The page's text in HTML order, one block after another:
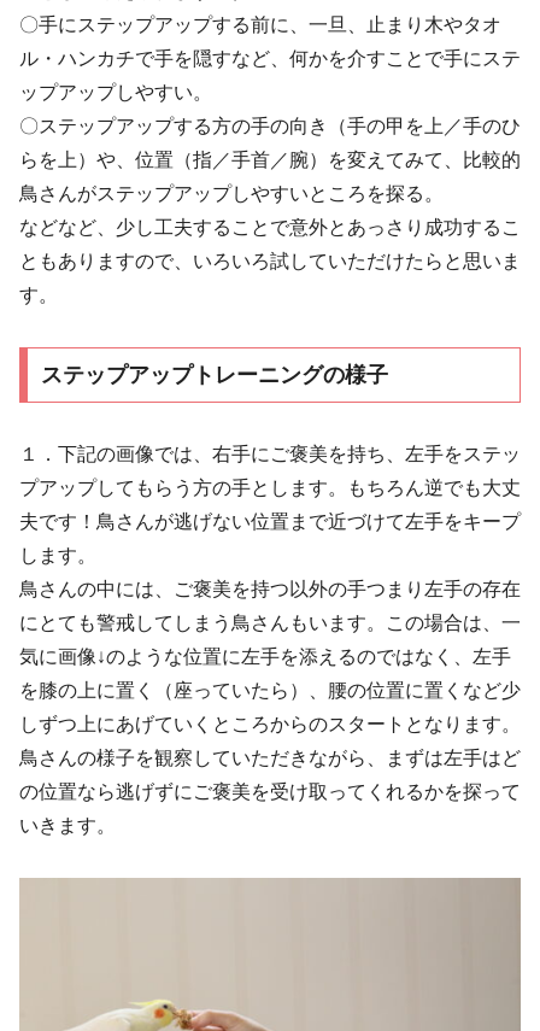
〇手にステップアップする前に、一旦、止まり木やタオ
ル・ハンカチで手を隠すなど、何かを介すことで手にステ
ップアップしやすい。
〇ステップアップする方の手の向き（手の甲を上／手のひ
らを上）や、位置（指／手首／腕）を変えてみて、比較的
鳥さんがステップアップしやすいところを探る。
などなど、少し工夫することで意外とあっさり成功するこ
ともありますので、いろいろ試していただけたらと思いま
す。
ステップアップトレーニングの様子
１．下記の画像では、右手にご褒美を持ち、左手をステッ
プアップしてもらう方の手とします。もちろん逆でも大丈
夫です！鳥さんが逃げない位置まで近づけて左手をキープ
します。
鳥さんの中には、ご褒美を持つ以外の手つまり左手の存在
にとても警戒してしまう鳥さんもいます。この場合は、一
気に画像↓のような位置に左手を添えるのではなく、左手
を膝の上に置く（座っていたら）、腰の位置に置くなど少
しずつ上にあげていくところからのスタートとなります。
鳥さんの様子を観察していただきながら、まずは左手はど
の位置なら逃げずにご褒美を受け取ってくれるかを探って
いきます。